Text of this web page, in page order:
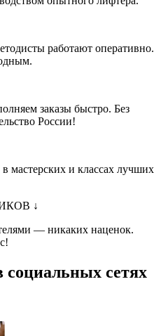
работают оперативно.
заказы быстро. Без
России!
мастерских и классах лучших
↓
— никаких наценок.
сетях